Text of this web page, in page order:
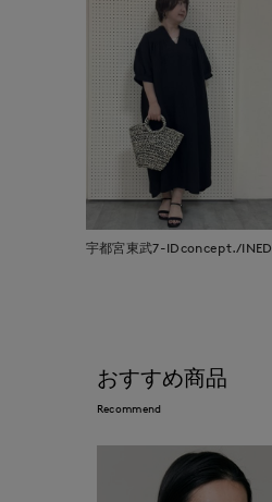
宇都宮東武7-IDconcept./INED
おすすめ商品
Recommend